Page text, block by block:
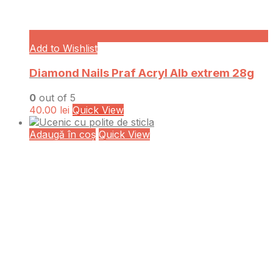
Add to Wishlist
Diamond Nails Praf Acryl Alb extrem 28g
0 out of 5
40.00 lei Quick View
Adaugă în coș Quick View